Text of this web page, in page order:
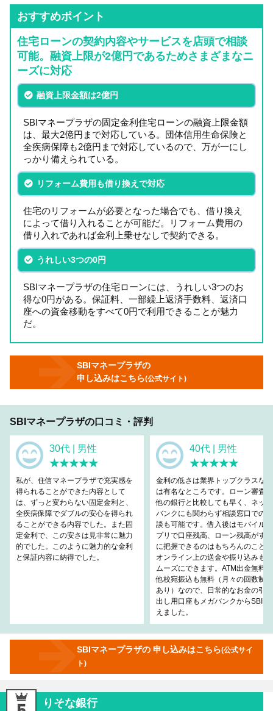
おすすめポイント
住宅ローンの契約内容やサービスを店頭で相談
可能。融資上限が2億円であるためさまざまなニ
ーズに対応
融資上限金額は2億円
SBIマネープラザの固定金利住宅ローンの融資上限金額
は、最大2億円まで対応している。団体信用生命保険と
全疾病保障も2億円まで対応しているので、万が一にし
っかり備えられている。
リフォーム費用も借り換えで対応
住宅のリフォームが必要となった場合でも、借り換え
によって借り入れることが可能だ。リフォーム費用の
借り入れであれば金利上乗せなしで契約できる。
うれしい3つの0円
SBIマネープラザの住宅ローンには、うれしい3つのお
得な0円がある。保証料、一部繰上返済手数料、返済口
座への資金移動をすべて0円で利用できることが魅力
だ。
SBIマネープラザの
申し込みはこちら(公式サイト)
SBIマネープラザの口コミ・評判
30代 | 男性
★★★★★
私が、住信マネープラザで充実感を
得られることができた内容として
は、ずっと変わらない固定金利と、
全疾病保障でダブルの安心を得られ
ることができる内容でした。また固
定金利で、この安さは見非常に魅力
的でした。このように魅力的な金利
と保証内容に納得でした。
40代 | 男性
★★★★★
金利の低さは業界トップクラスなの
は有名なところです。ローン審査も
他の銀行と比較しても早く、ネット
バンクにも関わらず相談窓口での相
談も可能です。借入後はモバイルア
プリで口座残高、ローン残高がすぐ
に把握できるのはもちろんのこと、
オンライン上の送金や振り込みもス
ムーズにできます。ATM出金無料や
他校宛振込も無料（月々の回数制限
あり）なので、日常的なお金の引き
出し用口座もメガバンクからSBIに
えました。
SBIマネープラザの 申し込みはこちら(公式サイ
ト)
りそな銀行